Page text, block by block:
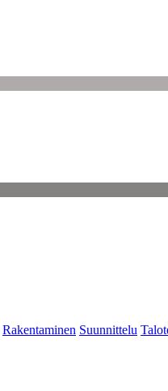
Rakentaminen Suunnittelu